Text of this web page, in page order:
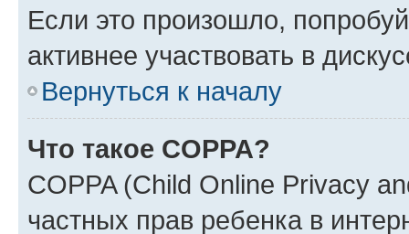
Если это произошло,
активнее участвовать в
Вернуться к началу
Что такое COPPA?
COPPA (Child Online Privacy
частных прав ребенка в